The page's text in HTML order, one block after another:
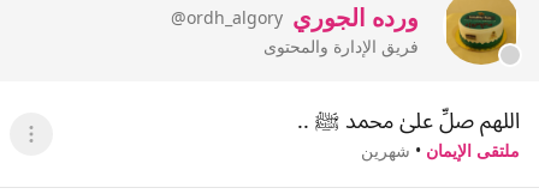
ورده الجوري @ordh_algory
فريق الإدارة والمحتوى
اللهم صلِّ علىٰ محمد ﷺ ..
ملتقى الإيمان • شهرين عرض